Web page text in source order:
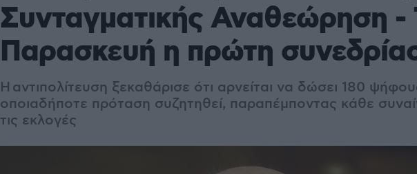
Συνταγματικής Αναθεώρηση -
Παρασκευή η πρώτη
Η αντιπολίτευση ξεκαθάρισε ότι αρνείται να δώσει 180
οποιαδήποτε πρόταση συζητηθεί, παραπέμποντας κάθε
τις εκλογές